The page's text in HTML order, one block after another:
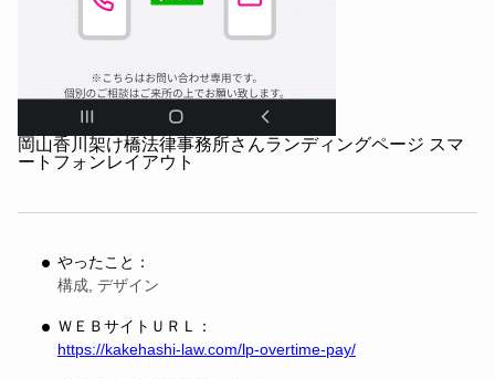
岡山香川架け橋法律事務所さんランディングページ スマ
ートフォンレイアウト
やったこと：
構成, デザイン
ＷＥＢサイトＵＲＬ：
https://kakehashi-law.com/lp-overtime-pay/